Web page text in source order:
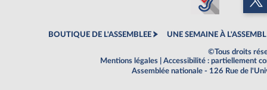
BOUTIQUE DE L'ASSEMBLEE UNE SEMAINE À
©Tous droits
Mentions légales
Accessibilité : partiellement
Assemblée nationale - 126 Rue de